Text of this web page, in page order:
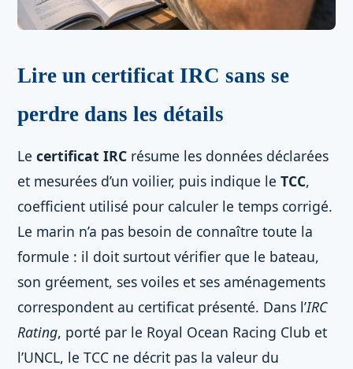
Lire un certificat IRC sans se
perdre dans les détails
Le certificat IRC résume les données déclarées
et mesurées d’un voilier, puis indique le TCC,
coefficient utilisé pour calculer le temps corrigé.
Le marin n’a pas besoin de connaître toute la
formule : il doit surtout vérifier que le bateau,
son gréement, ses voiles et ses aménagements
correspondent au certificat présenté. Dans l’IRC
Rating, porté par le Royal Ocean Racing Club et
l’UNCL, le TCC ne décrit pas la valeur du